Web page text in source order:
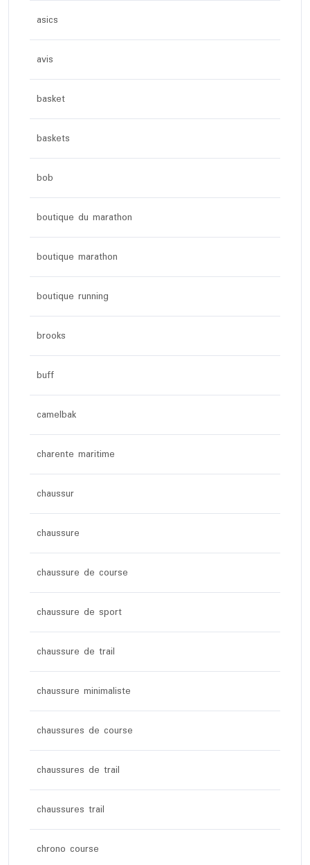
asics
avis
basket
baskets
bob
boutique du marathon
boutique marathon
boutique running
brooks
buff
camelbak
charente maritime
chaussur
chaussure
chaussure de course
chaussure de sport
chaussure de trail
chaussure minimaliste
chaussures de course
chaussures de trail
chaussures trail
chrono course